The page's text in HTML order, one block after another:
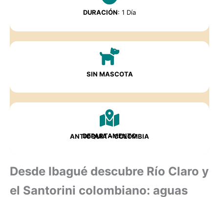
DURACIÓN: 1 Día
SIN MASCOTA
DEPARTAMENTO
ANTIOQUIA – COLOMBIA
Desde Ibagué descubre Río Claro y
el Santorini colombiano: aguas